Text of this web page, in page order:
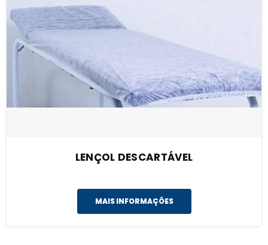
LENÇOL DESCARTÁVEL
MAIS INFORMAÇÕES